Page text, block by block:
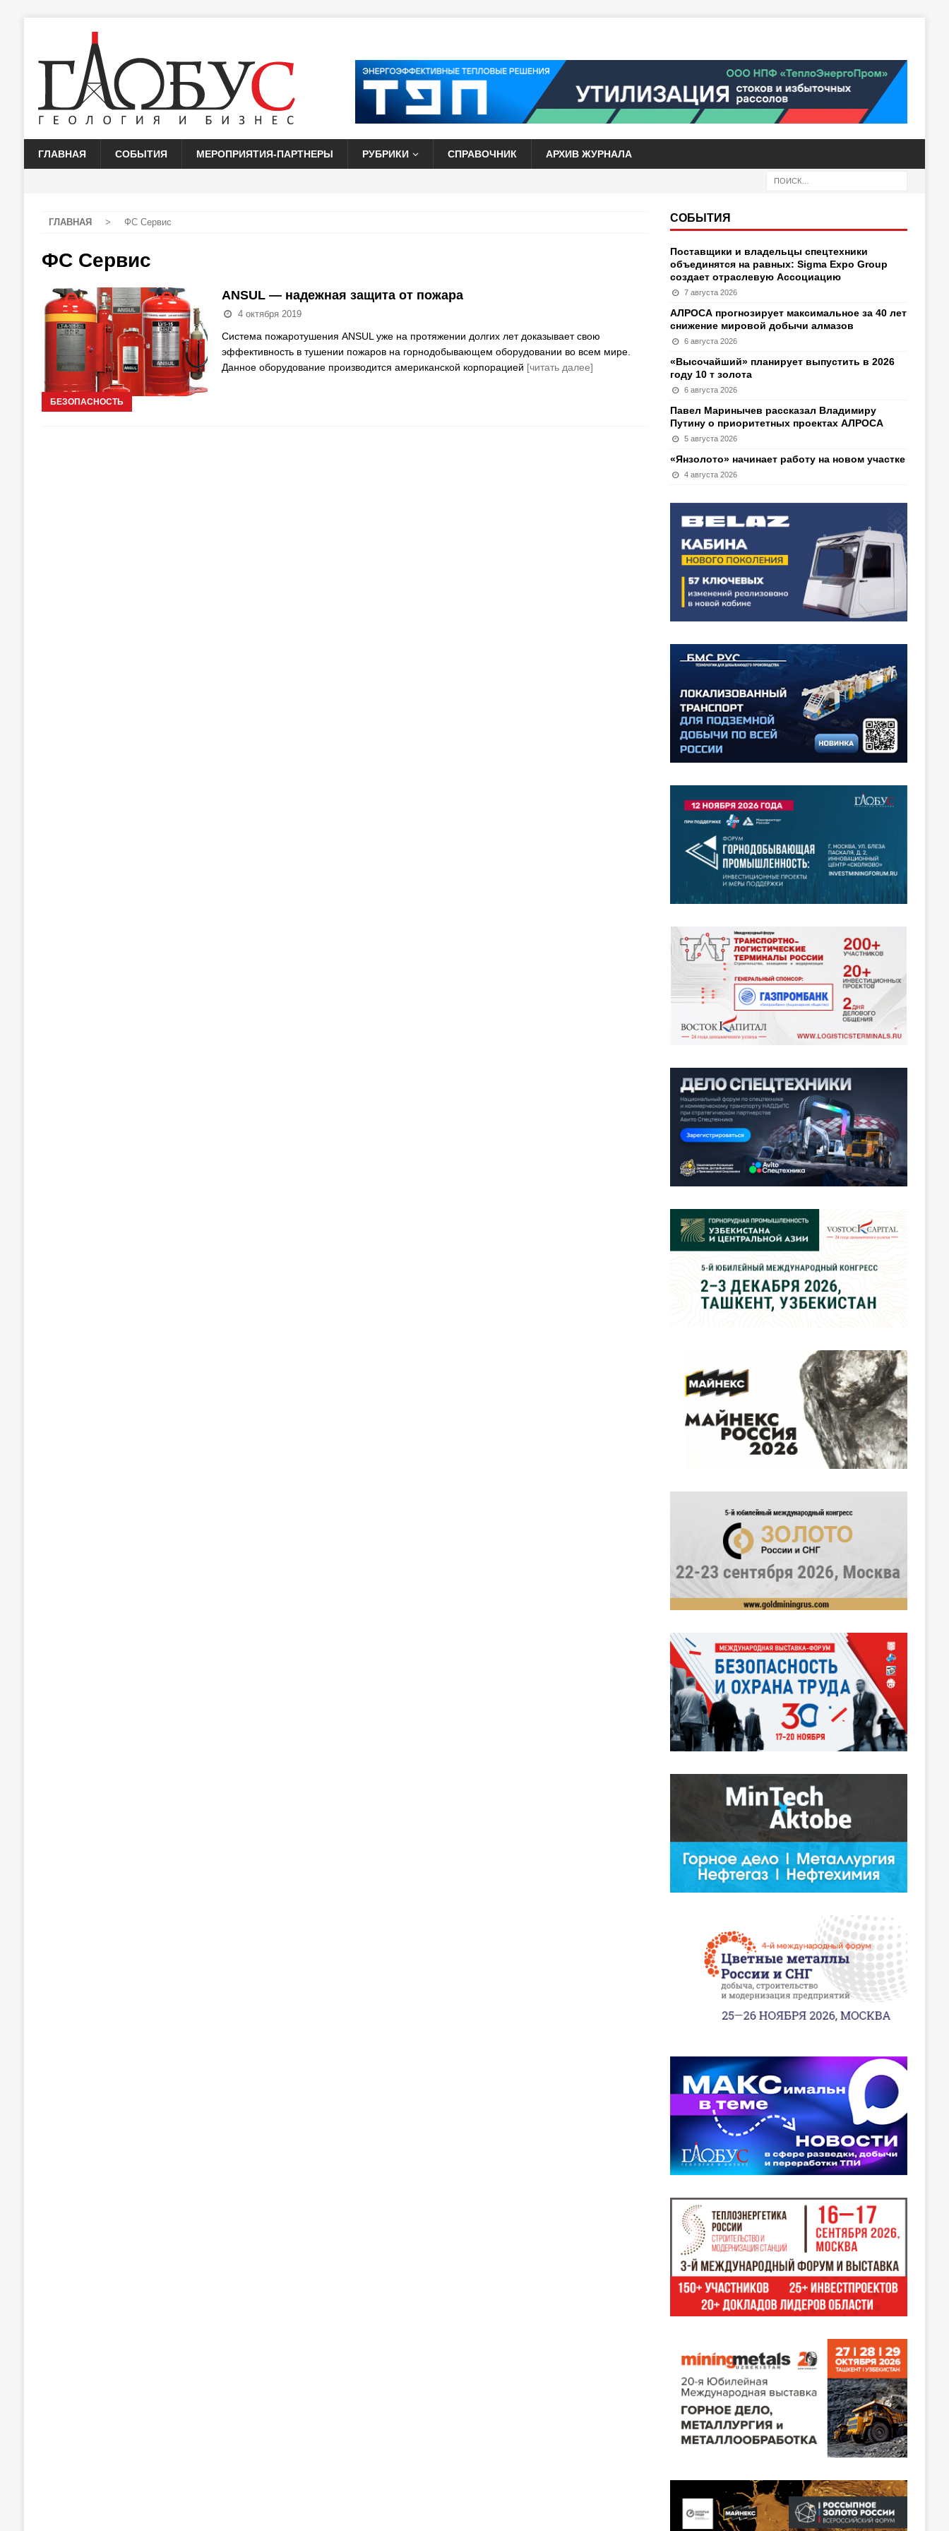
ГЛАВНАЯ СОБЫТИЯ МЕРОПРИЯТИЯ-ПАРТНЕРЫ РУБРИКИ СПРАВОЧНИК АРХИВ ЖУРНАЛА
ГЛАВНАЯ > ФС Сервис
ФС Сервис
БЕЗОПАСНОСТЬ
ANSUL — надежная защита от пожара
4 октября 2019
Система пожаротушения ANSUL уже на протяжении долгих лет доказывает свою
эффективность в тушении пожаров на горнодобывающем оборудовании во всем мире.
Данное оборудование производится американской корпорацией [читать далее]
СОБЫТИЯ
Поставщики и владельцы спецтехники
объединятся на равных: Sigma Expo Group
создает отраслевую Ассоциацию
7 августа 2026
АЛРОСА прогнозирует максимальное за 40 лет
снижение мировой добычи алмазов
6 августа 2026
«Высочайший» планирует выпустить в 2026
году 10 т золота
6 августа 2026
Павел Маринычев рассказал Владимиру
Путину о приоритетных проектах АЛРОСА
5 августа 2026
«Янзолото» начинает работу на новом участке
4 августа 2026